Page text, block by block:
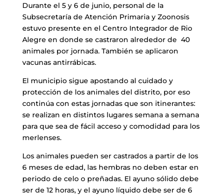
Durante el 5 y 6 de junio, personal de la
Subsecretaría de Atención Primaria y Zoonosis
estuvo presente en el Centro Integrador de Rio
Alegre en donde se castraron alrededor de 40
animales por jornada. También se aplicaron
vacunas antirrábicas.
El municipio sigue apostando al cuidado y
protección de los animales del distrito, por eso
continúa con estas jornadas que son itinerantes:
se realizan en distintos lugares semana a semana
para que sea de fácil acceso y comodidad para los
merlenses.
Los animales pueden ser castrados a partir de los
6 meses de edad, las hembras no deben estar en
periodo de celo o preñadas. El ayuno sólido debe
ser de 12 horas, y el ayuno líquido debe ser de 6